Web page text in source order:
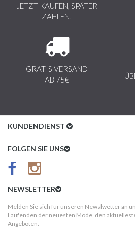
JETZT KAUFEN, SPÄTER
ZAHLEN!
GRATIS VERSAND
AB 75€
KUNDENDIENST
Kundenservice
AGB
Kundeninformationen
FOLGEN SIE UNS
NEWSLETTER
Melden Sie sich für unseren Newslwetter an
Laufenden der neuesten Mode, den
Angeboten.